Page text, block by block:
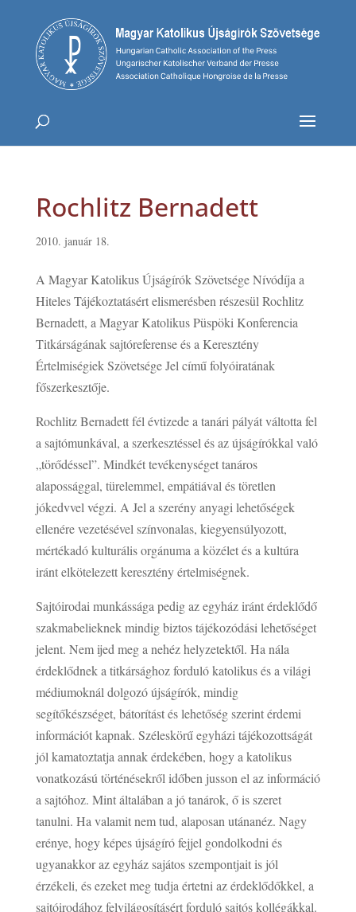
Rochlitz Bernadett
2010. január 18.
A Magyar Katolikus Újságírók Szövetsége Nívódíja a
Hiteles Tájékoztatásért elismerésben részesül Rochlitz
Bernadett, a Magyar Katolikus Püspöki Konferencia
Titkárságának sajtóreferense és a Keresztény
Értelmiségiek Szövetsége Jel című folyóiratának
főszerkesztője.
Rochlitz Bernadett fél évtizede a tanári pályát váltotta fel
a sajtómunkával, a szerkesztéssel és az újságírókkal való
„törődéssel”. Mindkét tevékenységet tanáros
alapossággal, türelemmel, empátiával és töretlen
jókedvvel végzi. A Jel a szerény anyagi lehetőségek
ellenére vezetésével színvonalas, kiegyensúlyozott,
mértékadó kulturális orgánuma a közélet és a kultúra
iránt elkötelezett keresztény értelmiségnek.
Sajtóirodai munkássága pedig az egyház iránt érdeklődő
szakmabelieknek mindig biztos tájékozódási lehetőséget
jelent. Nem ijed meg a nehéz helyzetektől. Ha nála
érdeklődnek a titkársághoz forduló katolikus és a világi
médiumoknál dolgozó újságírók, mindig
segítőkészséget, bátorítást és lehetőség szerint érdemi
információt kapnak. Széleskörű egyházi tájékozottságát
jól kamatoztatja annak érdekében, hogy a katolikus
vonatkozású történésekről időben jusson el az információ
a sajtóhoz. Mint általában a jó tanárok, ő is szeret
tanulni. Ha valamit nem tud, alaposan utánanéz. Nagy
erénye, hogy képes újságíró fejjel gondolkodni és
ugyanakkor az egyház sajátos szempontjait is jól
érzékeli, és ezeket meg tudja értetni az érdeklődőkkel, a
sajtóirodához felvilágosításért forduló sajtós kollégákkal.